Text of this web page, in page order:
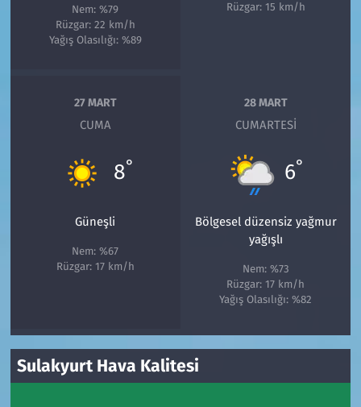
Nem: %79
Rüzgar: 22 km/h
Yağış Olasılığı: %89
Rüzgar: 15 km/h
27 MART
CUMA
8°
Güneşli
Nem: %67
Rüzgar: 17 km/h
28 MART
CUMARTESI
6°
Bölgesel düzensiz yağmur
yağışlı
Nem: %73
Rüzgar: 17 km/h
Yağış Olasılığı: %82
Sulakyurt Hava Kalitesi